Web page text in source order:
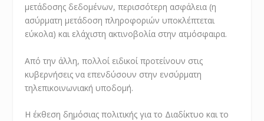
μετάδοσης δεδομένων, περισσότερη ασφάλεια (η
ασύρματη μετάδοση πληροφοριών υποκλέπτεται
εύκολα) και ελάχιστη ακτινοβολία στην ατμόσφαιρα.
Από την άλλη, πολλοί ειδικοί προτείνουν στις
κυβερνήσεις να επενδύσουν στην ενσύρματη
τηλεπικοινωνιακή υποδομή.
Η έκθεση δημόσιας πολιτικής για το Διαδίκτυο και το